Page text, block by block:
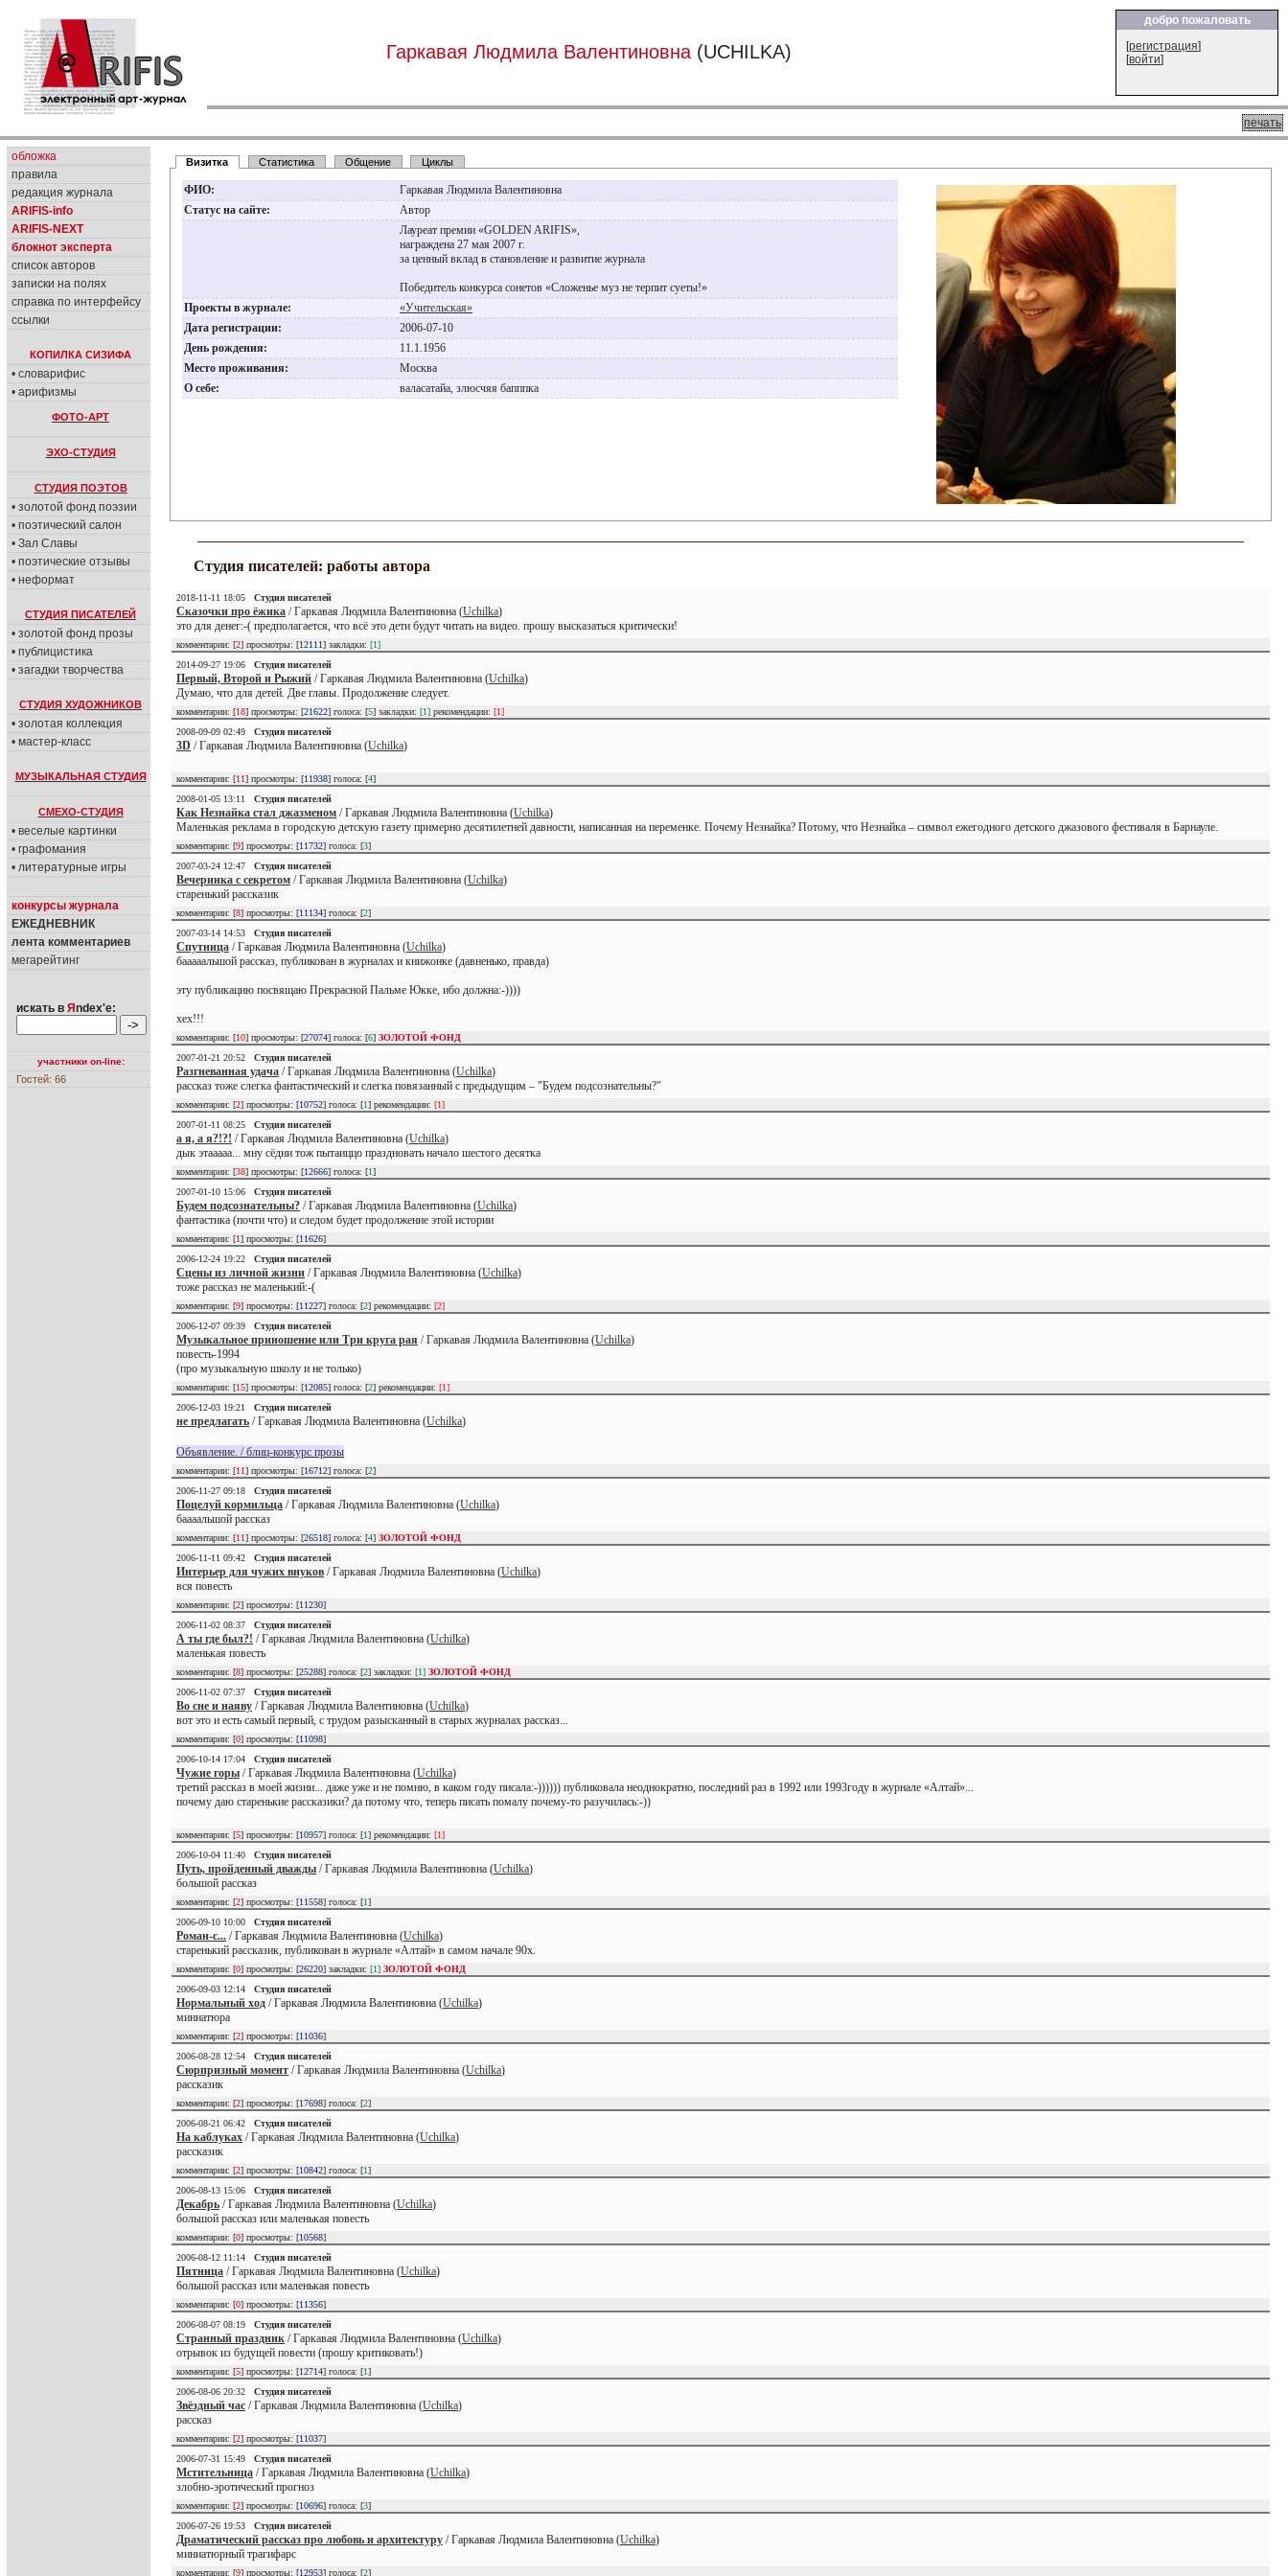
Гаркавая Людмила Валентиновна (UCHILKA)
добро пожаловать
[регистрация]
[войти]
печать
обложка
правила
редакция журнала
ARIFIS-info
ARIFIS-NEXT
блокнот эксперта
список авторов
записки на полях
справка по интерфейсу
ссылки
КОПИЛКА СИЗИФА
• словарифис
• арифизмы
ФОТО-АРТ
ЭХО-СТУДИЯ
СТУДИЯ ПОЭТОВ
• золотой фонд поэзии
• поэтический салон
• Зал Славы
• поэтические отзывы
• неформат
СТУДИЯ ПИСАТЕЛЕЙ
• золотой фонд прозы
• публицистика
• загадки творчества
СТУДИЯ ХУДОЖНИКОВ
• золотая коллекция
• мастер-класс
МУЗЫКАЛЬНАЯ СТУДИЯ
СМЕХО-СТУДИЯ
• веселые картинки
• графомания
• литературные игры
конкурсы журнала
ЕЖЕДНЕВНИК
лента комментариев
мегарейтинг
искать в Я ndex'е:
участники on-line:
Гостей: 66
Визитка Статистика Общение Циклы
ФИО:
Гаркавая Людмила Валентиновна
Статус на сайте:
Автор
Лауреат премии «GOLDEN ARIFIS»,
награждена 27 мая 2007 г.
за ценный вклад в становление и развитие журнала
Победитель конкурса сонетов «Сложенье муз не терпит суеты!»
Проекты в журнале:
«Учительская»
Дата регистрации:
2006-07-10
День рождения:
11.1.1956
Место проживания:
Москва
О себе:
валасатайа, злюсчяя бапппка
Студия писателей: работы автора
2018-11-11 18:05 Студия писателей
Сказочки про ёжика / Гаркавая Людмила Валентиновна (Uchilka)
это для денег:-( предполагается, что всё это дети будут читать на видео. прошу высказаться критически!
комментарии: [2] просмотры: [12111] закладки: [1]
2014-09-27 19:06
Студия писателей
Первый, Второй и Рыжий / Гаркавая Людмила Валентиновна (Uchilka)
Думаю, что для детей. Две главы. Продолжение следует.
комментарии: [18] просмотры: [21622] голоса: [5] закладки: [1] рекомендации: [1]
2008-09-09 02:49
Студия писателей
3D / Гаркавая Людмила Валентиновна (Uchilka)
комментарии: [11] просмотры: [11938] голоса: [4]
2008-01-05 13:11
Студия писателей
Как Незнайка стал джазменом / Гаркавая Людмила Валентиновна (Uchilka)
Маленькая реклама в городскую детскую газету примерно десятилетней давности, написанная на переменке. Почему Незнайка? Потому, что Незнайка – символ ежегодного детского джазового фестиваля в Барнауле.
комментарии: [9] просмотры: [11732] голоса: [3]
2007-03-24 12:47
Студия писателей
Вечеринка с секретом / Гаркавая Людмила Валентиновна (Uchilka)
старенький рассказик
комментарии: [8] просмотры: [11134] голоса: [2]
2007-03-14 14:53
Студия писателей
Спутница / Гаркавая Людмила Валентиновна (Uchilka)
бааааальшой рассказ, публикован в журналах и книжонке (давненько, правда)
эту публикацию посвящаю Прекрасной Пальме Юкке, ибо должна:-))))
хех!!!
комментарии: [10] просмотры: [27074] голоса: [6] ЗОЛОТОЙ ФОНД
2007-01-21 20:52
Студия писателей
Разгневанная удача / Гаркавая Людмила Валентиновна (Uchilka)
рассказ тоже слегка фантастический и слегка повязанный с предыдущим – "Будем подсознательны?"
комментарии: [2] просмотры: [10752] голоса: [1] рекомендации: [1]
2007-01-11 08:25
Студия писателей
а я, а я?!?! / Гаркавая Людмила Валентиновна (Uchilka)
дык этааааа... мну сёдни тож пытаиццо праздновать начало шестого десятка
комментарии: [38] просмотры: [12666] голоса: [1]
2007-01-10 15:06
Студия писателей
Будем подсознательны? / Гаркавая Людмила Валентиновна (Uchilka)
фантастика (почти что) и следом будет продолжение этой истории
комментарии: [1] просмотры: [11626]
2006-12-24 19:22
Студия писателей
Сцены из личной жизни / Гаркавая Людмила Валентиновна (Uchilka)
тоже рассказ не маленький:-(
комментарии: [9] просмотры: [11227] голоса: [2] рекомендации: [2]
2006-12-07 09:39
Студия писателей
Музыкальное приношение или Три круга рая / Гаркавая Людмила Валентиновна (Uchilka)
повесть-1994
(про музыкальную школу и не только)
комментарии: [15] просмотры: [12085] голоса: [2] рекомендации: [1]
2006-12-03 19:21
Студия писателей
не предлагать / Гаркавая Людмила Валентиновна (Uchilka)
Объявление. / блиц-конкурс прозы
комментарии: [11] просмотры: [16712] голоса: [2]
2006-11-27 09:18
Студия писателей
Поцелуй кормильца / Гаркавая Людмила Валентиновна (Uchilka)
баааальшой рассказ
комментарии: [11] просмотры: [26518] голоса: [4] ЗОЛОТОЙ ФОНД
2006-11-11 09:42
Студия писателей
Интерьер для чужих внуков / Гаркавая Людмила Валентиновна (Uchilka)
вся повесть
комментарии: [2] просмотры: [11230]
2006-11-02 08:37
Студия писателей
А ты где был?! / Гаркавая Людмила Валентиновна (Uchilka)
маленькая повесть
комментарии: [8] просмотры: [25288] голоса: [2] закладки: [1] ЗОЛОТОЙ ФОНД
2006-11-02 07:37
Студия писателей
Во сне и наяву / Гаркавая Людмила Валентиновна (Uchilka)
вот это и есть самый первый, с трудом разысканный в старых журналах рассказ...
комментарии: [0] просмотры: [11098]
2006-10-14 17:04
Студия писателей
Чужие горы / Гаркавая Людмила Валентиновна (Uchilka)
третий рассказ в моей жизни... даже уже и не помню, в каком году писала:-)))))) публиковала неоднократно, последний раз в 1992 или 1993году в журнале «Алтай»...
почему даю старенькие рассказики? да потому что, теперь писать помалу почему-то разучилась:-))
комментарии: [5] просмотры: [10957] голоса: [1] рекомендации: [1]
2006-10-04 11:40
Студия писателей
Путь, пройденный дважды / Гаркавая Людмила Валентиновна (Uchilka)
большой рассказ
комментарии: [2] просмотры: [11558] голоса: [1]
2006-09-10 10:00
Студия писателей
Роман-с... / Гаркавая Людмила Валентиновна (Uchilka)
старенький рассказик, публикован в журнале «Алтай» в самом начале 90х.
комментарии: [0] просмотры: [26220] закладки: [1] ЗОЛОТОЙ ФОНД
2006-09-03 12:14
Студия писателей
Нормальный ход / Гаркавая Людмила Валентиновна (Uchilka)
миниатюра
комментарии: [2] просмотры: [11036]
2006-08-28 12:54
Студия писателей
Сюрпризный момент / Гаркавая Людмила Валентиновна (Uchilka)
рассказик
комментарии: [2] просмотры: [17698] голоса: [2]
2006-08-21 06:42
Студия писателей
На каблуках / Гаркавая Людмила Валентиновна (Uchilka)
рассказик
комментарии: [2] просмотры: [10842] голоса: [1]
2006-08-13 15:06
Студия писателей
Декабрь / Гаркавая Людмила Валентиновна (Uchilka)
большой рассказ или маленькая повесть
комментарии: [0] просмотры: [10568]
2006-08-12 11:14
Студия писателей
Пятница / Гаркавая Людмила Валентиновна (Uchilka)
большой рассказ или маленькая повесть
комментарии: [0] просмотры: [11356]
2006-08-07 08:19
Студия писателей
Странный праздник / Гаркавая Людмила Валентиновна (Uchilka)
отрывок из будущей повести (прошу критиковать!)
комментарии: [5] просмотры: [12714] голоса: [1]
2006-08-06 20:32
Студия писателей
Звёздный час / Гаркавая Людмила Валентиновна (Uchilka)
рассказ
комментарии: [2] просмотры: [11037]
2006-07-31 15:49
Студия писателей
Мстительница / Гаркавая Людмила Валентиновна (Uchilka)
злобно-эротический прогноз
комментарии: [2] просмотры: [10696] голоса: [3]
2006-07-26 19:53
Студия писателей
Драматический рассказ про любовь и архитектуру / Гаркавая Людмила Валентиновна (Uchilka)
миниатюрный трагифарс
комментарии: [9] просмотры: [12953] голоса: [2]